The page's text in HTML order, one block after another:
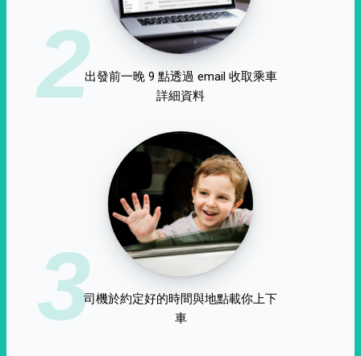
2出發前一晚 9 點透過 email 收取乘車
詳細資料
3司機於約定好的時間與地點載你上下
車